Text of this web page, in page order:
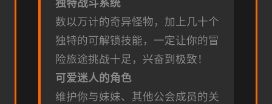
独特战斗系统
数以万计的奇异怪物，加上几十个
独特的可解锁技能，一定让你的冒
险旅途挑战十足，兴奋到极致！
可爱迷人的角色
维护你与妹妹、其他公会成员的关